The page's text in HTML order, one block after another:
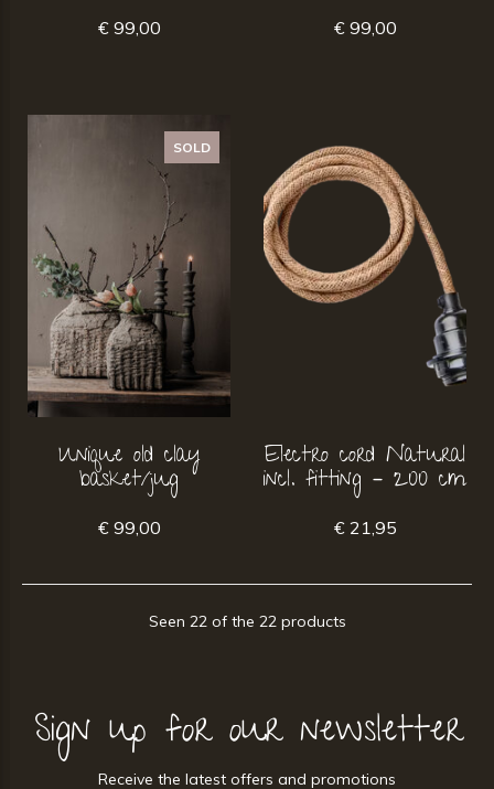
€ 99,00 € 99,00
SOLD
Unique old clay
basket/jug
€ 99,00
Electro cord Natural
incl. fitting – 200 cm
€ 21,95
Seen 22 of the 22 products
Sign up for our newsletter
Receive the latest offers and promotions